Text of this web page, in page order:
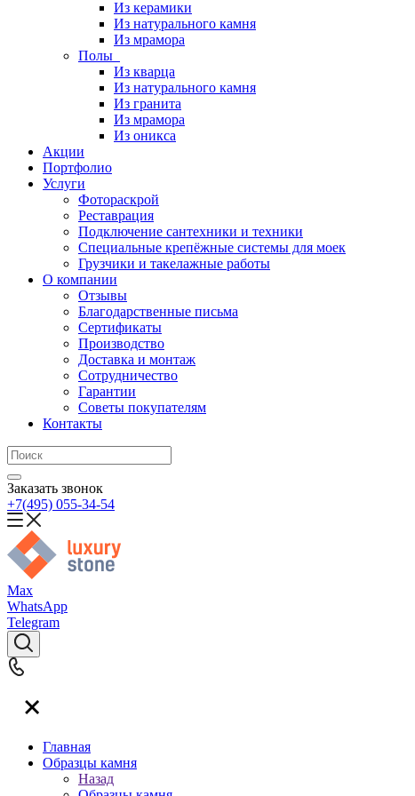
Из керамики
Из натурального камня
Из мрамора
Полы
Из кварца
Из натурального камня
Из гранита
Из мрамора
Из оникса
Акции
Портфолио
Услуги
Фотораскрой
Реставрация
Подключение сантехники и техники
Специальные крепёжные системы для моек
Грузчики и такелажные работы
О компании
Отзывы
Благодарственные письма
Сертификаты
Производство
Доставка и монтаж
Сотрудничество
Гарантии
Советы покупателям
Контакты
Заказать звонок
+7(495) 055-34-54
Max
WhatsApp
Telegram
Главная
Образцы камня
Назад